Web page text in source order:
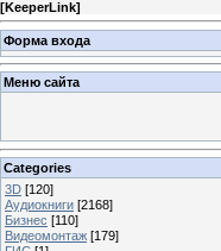
[KeeperLink]
Форма входа
Меню сайта
Categories
3D [120]
Аудиокниги [2168]
Бизнес [110]
Видеомонтаж [179]